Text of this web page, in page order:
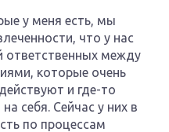
у меня есть, мы
что у нас
ответственных между
которые очень
и где-то
себя. Сейчас у них в
по процессам